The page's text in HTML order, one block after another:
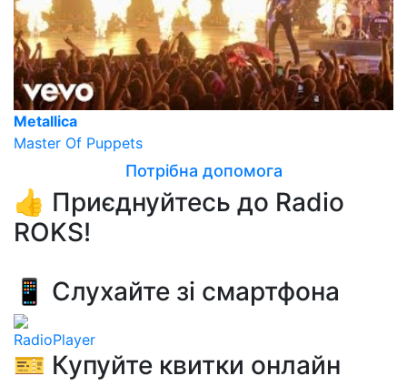
Metallica
Master Of Puppets
Потрібна допомога
👍 Приєднуйтесь до Radio
ROKS!
📱 Слухайте зі смартфона
RadioPlayer
🎫 Купуйте квитки онлайн